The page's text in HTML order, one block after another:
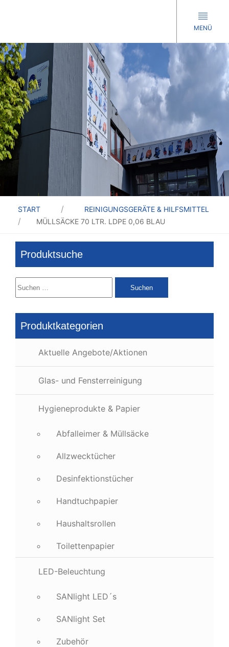
MENÜ
START
REINIGUNGSGERÄTE & HILFSMITTEL
MÜLLSÄCKE 70 LTR. LDPE 0,06 BLAU
Produktsuche
Suchen
nach:
Produktkategorien
Aktuelle Angebote/Aktionen
Glas- und Fensterreinigung
Hygieneprodukte & Papier
Abfalleimer & Müllsäcke
Allzwecktücher
Desinfektionstücher
Handtuchpapier
Haushaltsrollen
Toilettenpapier
LED-Beleuchtung
SANlight LED´s
SANlight Set
Zubehör